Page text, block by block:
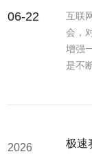
06-22
互联
会，
增强
是不
2026 极速